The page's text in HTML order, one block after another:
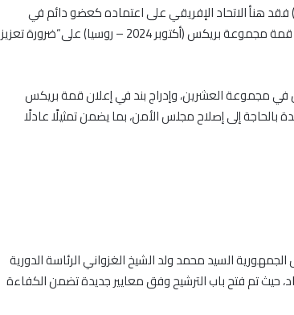
(نوفمبر 2024 – ريو ديجانيرو) فقد هنأ الاتحاد الإفريقي على اعتماده كعضو دائم في
المجموعة، مما يعزز دوره في صناعة القرار الدولي، وأكد في قمة مجموعة بريكس (أكتوبر 2024 – روسيا) على“ضرورة تعزيز
في مجموعة العشرين، وإدراج بند في إعلان قمة بريكس
بالحاجة إلى إصلاح مجلس الأمن، بما يضمن تمثيلًا عادلًا
السيد محمد ولد الشيخ الغزواني الرئاسة الدورية
حيث تم فتح باب الترشيح وفق معايير جديدة تضمن الكفاءة